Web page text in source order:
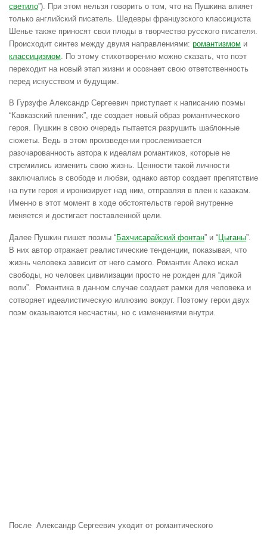
светило”). При этом нельзя говорить о том, что на Пушкина влияет
только английский писатель. Шедевры французского классициста
Шенье также приносят свои плоды в творчество русского писателя.
Происходит синтез между двумя направлениями: романтизмом и
классицизмом . По этому стихотворению можно сказать, что поэт
переходит на новый этап жизни и осознает свою ответственность
перед искусством и будущим.
В Гурзуфе Александр Сергеевич приступает к написанию поэмы
“Кавказский пленник”, где создает новый образ романтического
героя. Пушкин в свою очередь пытается разрушить шаблонные
сюжеты. Ведь в этом произведении прослеживается
разочарованность автора к идеалам романтиков, которые не
стремились изменить свою жизнь. Ценности такой личности
заключались в свободе и любви, однако автор создает препятствие
на пути героя и иронизирует над ним, отправляя в плен к казакам.
Именно в этот момент в ходе обстоятельств герой внутренне
меняется и достигает поставленной цели.
Далее Пушкин пишет поэмы “Бахчисарайский фонтан” и “Цыганы”.
В них автор отражает реалистические тенденции, показывая, что
жизнь человека зависит от него самого. Романтик Алеко искал
свободы, но человек цивилизации просто не рожден для “дикой
воли”. Романтика в данном случае создает рамки для человека и
сотворяет идеалистическую иллюзию вокруг. Поэтому герои двух
поэм оказываются несчастны, но с изменениями внутри.
После Александр Сергеевич уходит от романтического